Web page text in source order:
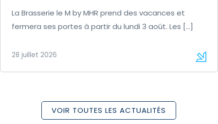
La Brasserie le M by MHR prend des vacances et
fermera ses portes à partir du lundi 3 août. Les […]
28 juillet 2026
VOIR TOUTES LES ACTUALITÉS